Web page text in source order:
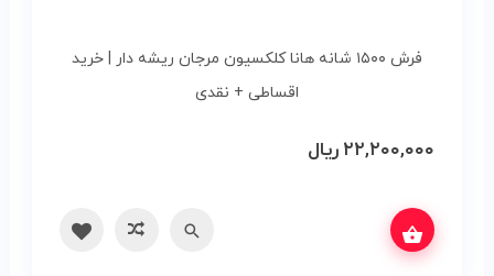
فرش ۱۵۰۰ شانه هانا کلکسیون مرجان ریشه دار | خرید
اقساطی + نقدی
۲۲,۲۰۰,۰۰۰ ریال
مقایسه